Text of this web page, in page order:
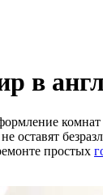
в
оставят
простых